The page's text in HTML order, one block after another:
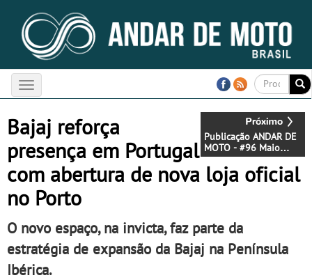
Toggle
navigation
Publicação ANDAR DE
MOTO - #96 Maio
2026 - Já disponível !
Bajaj reforça
presença em Portugal
com abertura de nova loja oficial
no Porto
O novo espaço, na invicta, faz parte da
estratégia de expansão da Bajaj na Península
Ibérica.